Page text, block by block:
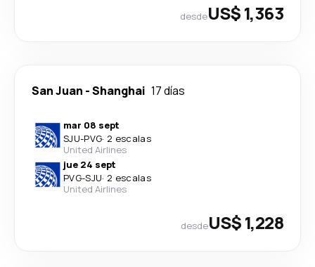
desdeUS$ 1,363
San Juan -Shanghai 17 días
mar 08 sept
SJU-PVG· 2 escalas
United Airlines
jue 24 sept
PVG-SJU· 2 escalas
United Airlines
desdeUS$ 1,228